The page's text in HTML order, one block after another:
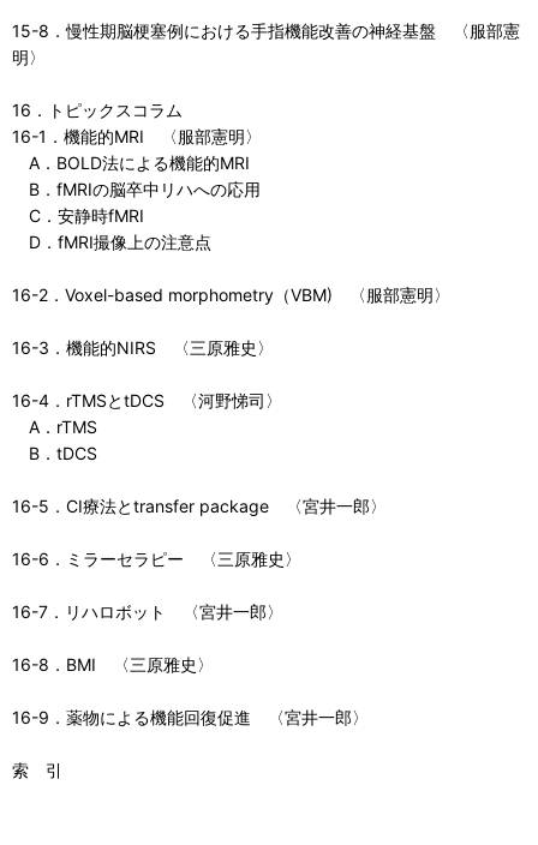
15-8．慢性期脳梗塞例における手指機能改善の神経基盤 〈服部憲
明〉
16．トピックスコラム
16-1．機能的MRI 〈服部憲明〉
A．BOLD法による機能的MRI
B．fMRIの脳卒中リハへの応用
C．安静時fMRI
D．fMRI撮像上の注意点
16-2．Voxel-based morphometry（VBM) 〈服部憲明〉
16-3．機能的NIRS 〈三原雅史〉
16-4．rTMSとtDCS 〈河野悌司〉
A．rTMS
B．tDCS
16-5．CI療法とtransfer package 〈宮井一郎〉
16-6．ミラーセラピー 〈三原雅史〉
16-7．リハロボット 〈宮井一郎〉
16-8．BMI 〈三原雅史〉
16-9．薬物による機能回復促進 〈宮井一郎〉
索 引